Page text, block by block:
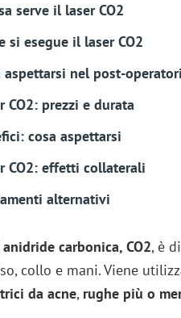
serve il laser CO2
si esegue il laser CO2
aspettarsi nel post-
CO2: prezzi e durata
cosa aspettarsi
CO2: effetti collaterali
alternativi
carbonica, CO2, è
collo e mani. Viene
da acne, rughe più o